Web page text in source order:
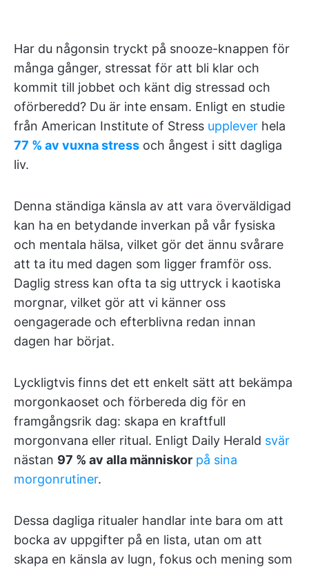
Har du någonsin tryckt på snooze-knappen för
många gånger, stressat för att bli klar och
kommit till jobbet och känt dig stressad och
oförberedd? Du är inte ensam. Enligt en studie
från American Institute of Stress upplever hela
77 % av vuxna stress och ångest i sitt dagliga
liv.
Denna ständiga känsla av att vara överväldigad
kan ha en betydande inverkan på vår fysiska
och mentala hälsa, vilket gör det ännu svårare
att ta itu med dagen som ligger framför oss.
Daglig stress kan ofta ta sig uttryck i kaotiska
morgnar, vilket gör att vi känner oss
oengagerade och efterblivna redan innan
dagen har börjat.
Lyckligtvis finns det ett enkelt sätt att bekämpa
morgonkaoset och förbereda dig för en
framgångsrik dag: skapa en kraftfull
morgonvana eller ritual. Enligt Daily Herald svär
nästan 97 % av alla människor på sina
morgonrutiner.
Dessa dagliga ritualer handlar inte bara om att
bocka av uppgifter på en lista, utan om att
skapa en känsla av lugn, fokus och mening som